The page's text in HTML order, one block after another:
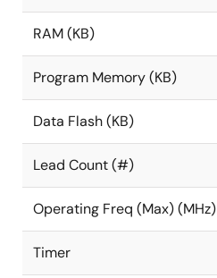
RAM (KB)
Program Memory (KB)
Data Flash (KB)
Lead Count (#)
Operating Freq (Max) (MHz)
Timer